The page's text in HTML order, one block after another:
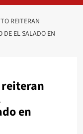
REITERAN
DE EL SALADO EN
en